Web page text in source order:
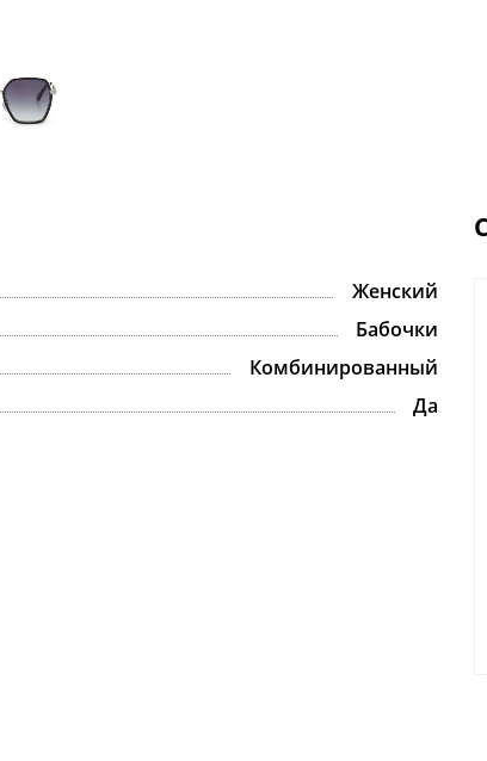
Женский
Бабочки
Комбинированный
Да